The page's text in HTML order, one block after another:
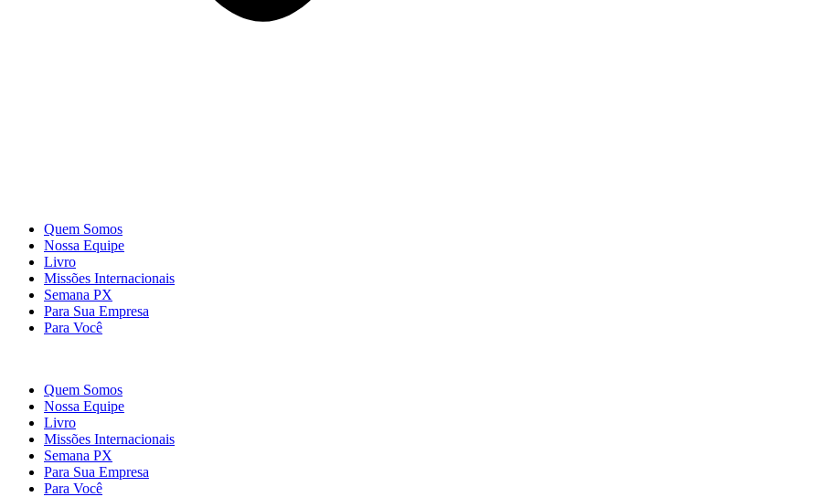
Quem Somos
Nossa Equipe
Livro
Missões Internacionais
Semana PX
Para Sua Empresa
Para Você
Quem Somos
Nossa Equipe
Livro
Missões Internacionais
Semana PX
Para Sua Empresa
Para Você